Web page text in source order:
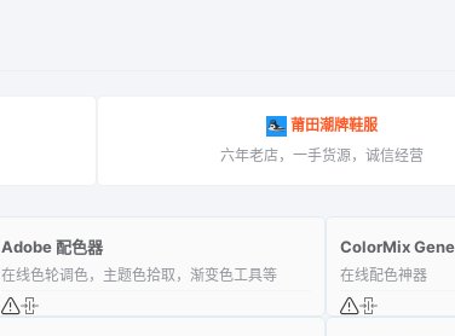
莆田潮牌鞋服
六年老店，一手货源，诚信经营
Adobe 配色器
在线色轮调色，主题色拾取，渐变色工具等
ColorMix
在线配色神器